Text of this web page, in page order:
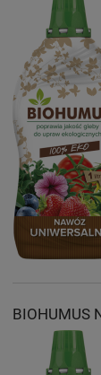
BIOHUMUS